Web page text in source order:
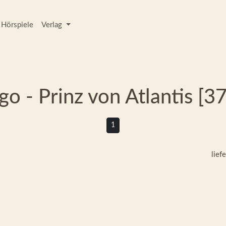
Hörspiele Verlag
- Prinz von Atlantis
1